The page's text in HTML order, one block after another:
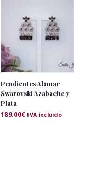
Pendientes Alamar
Swarovski Azabache y
Plata
189.00€ IVA incluido